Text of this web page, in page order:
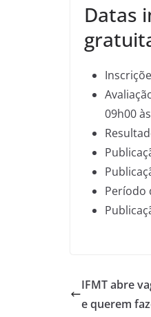
Datas
09h00
Período
IFMT abre
e querem